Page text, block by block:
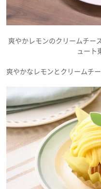
爽やかレモンのクリームチー
ュート
爽やかなレモンとクリームチ